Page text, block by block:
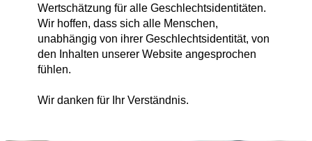
Wertschätzung für alle Geschlechtsidentitäten.
Wir hoffen, dass sich alle Menschen,
unabhängig von ihrer Geschlechtsidentität, von
den Inhalten unserer Website angesprochen
fühlen.
Wir danken für Ihr Verständnis.